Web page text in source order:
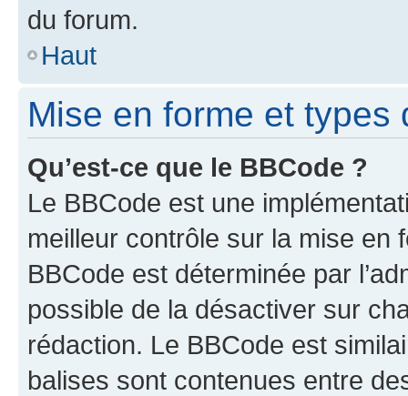
du forum.
Haut
Mise en forme et types
Qu’est-ce que le BBCode ?
Le BBCode est une
meilleur contrôle sur la mise en
BBCode est déterminée par
possible de la désactiver sur
rédaction. Le BBCode est
balises sont contenues entre